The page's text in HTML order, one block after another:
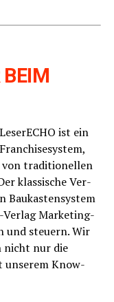
Lese­r­ECHO ist ein
Fran­chise­sys­tem,
von tra­di­tio­nel­len
klas­si­sche Ver­
Bau­kas­ten­sys­tem
Ver­lag Mar­ke­ting-
und steu­ern. Wir
nicht nur die
unse­rem Know-